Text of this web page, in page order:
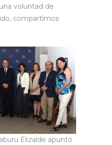
voluntad de
compartimos
Elizalde apuntó